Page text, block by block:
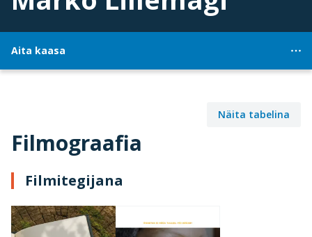
Aita kaasa
Filmograafia
Näita tabelina
Filmitegijana